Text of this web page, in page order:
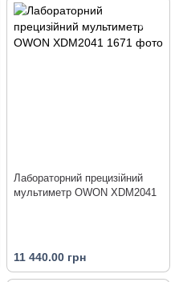
Лабораторний прецизійний
мультиметр OWON XDM2041
11 440.00 грн